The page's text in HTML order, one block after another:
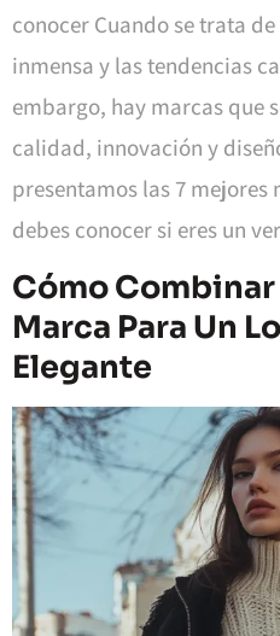
conocer Cuando se trata
inmensa y las tendencias
embargo, hay marcas que
calidad, innovación y
presentamos las 7
debes conocer si eres un
Cómo
Marca Para Un
Elegante